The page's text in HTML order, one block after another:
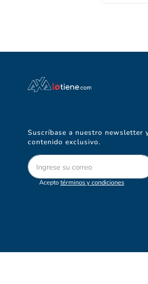
Suscríbase a nuestro newsletter
contenido exclusivo.
Aceptotérminos y condiciones